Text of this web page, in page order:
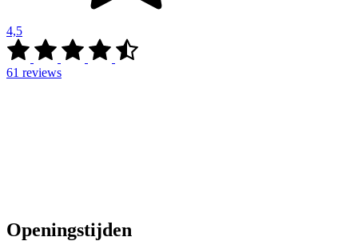
4,5
61 reviews
Openingstijden